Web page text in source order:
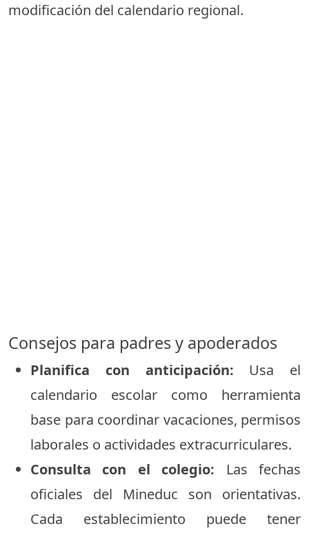
modificación del calendario regional.
Consejos para padres y apoderados
Planifica con anticipación: Usa el
calendario escolar como herramienta
base para coordinar vacaciones, permisos
laborales o actividades extracurriculares.
Consulta con el colegio: Las fechas
oficiales del Mineduc son orientativas.
Cada establecimiento puede tener